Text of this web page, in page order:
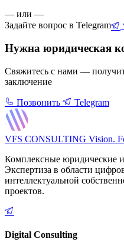
— или —
Задайте вопрос в Telegram
Нужна юридическая
Свяжитесь с нами —
заключение
Позвонить Telegram
VFS CONSULTING Vision.
Комплексные юридические и
Экспертиза в области
интеллектуальной
проектов.
Digital Consulting